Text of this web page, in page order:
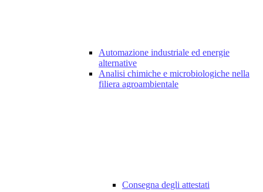
Automazione industriale ed energie
alternative
Analisi chimiche e microbiologiche nella
filiera agroambientale
Consegna degli attestati